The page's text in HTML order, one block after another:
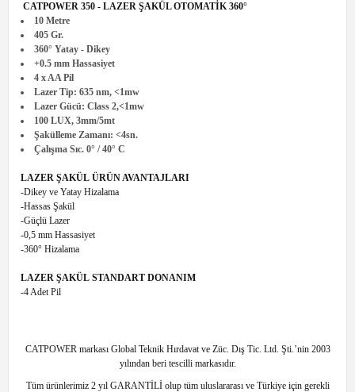
CATPOWER 350 - LAZER ŞAKÜL OTOMATİK 360°
10 Metre
405 Gr.
360° Yatay - Dikey
+0.5 mm Hassasiyet
4 x AA Pil
Lazer Tip: 635 nm, <1mw
Lazer Gücü: Class 2,<1mw
100 LUX, 3mm/5mt
Şakülleme Zamanı: <4sn.
Çalışma Sıc. 0° / 40° C
LAZER ŞAKÜL ÜRÜN AVANTAJLARI
-Dikey ve Yatay Hizalama
-Hassas Şakül
-Güçlü Lazer
-0,5 mm Hassasiyet
-360° Hizalama
LAZER ŞAKÜL STANDART DONANIM
-4 Adet Pil
CATPOWER markası Global Teknik Hırdavat ve Züc. Dış Tic. Ltd. Şti.’nin 2003
yılından beri tescilli markasıdır.
Tüm ürünlerimiz 2 yıl GARANTİLİ olup tüm uluslararası ve Türkiye için gerekli